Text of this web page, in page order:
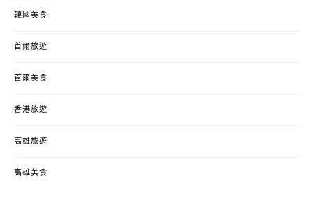
韓國美食
首爾旅遊
首爾美食
香港旅遊
高雄旅遊
高雄美食